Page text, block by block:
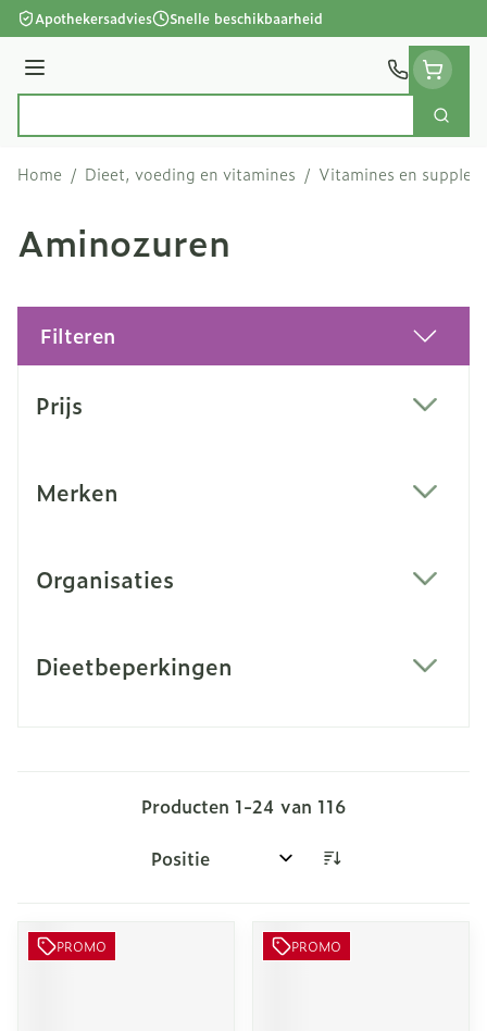
Ga naar de inhoud
Apothekersadvies Snelle beschikbaarheid
Menu
Zoek
Home / Dieet, voeding en vitamines / Vitamines en
Aminozuren
Filteren
Prijs
Merken
Organisaties
Dieetbeperkingen
Producten 1-24 van 116
Sorteer op:
PROMO PROMO